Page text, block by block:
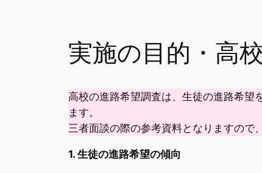
実施の目的・高
高校の進路希望調査は、生徒の進路希望
ます。
三者面談の際の参考資料となりますので
1. 生徒の進路希望の傾向